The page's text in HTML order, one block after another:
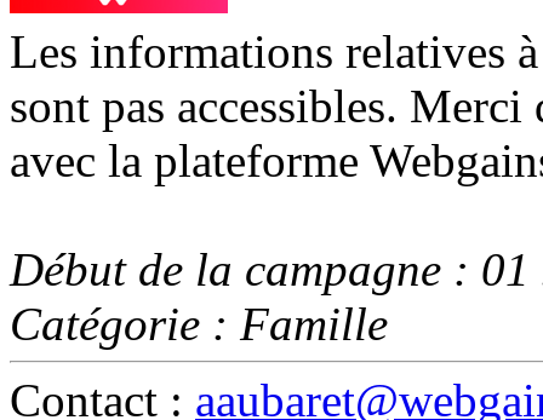
Les informations relatives
sont pas accessibles.
avec la plateforme
Début de la campagne :
Catégorie : Famille
Contact :